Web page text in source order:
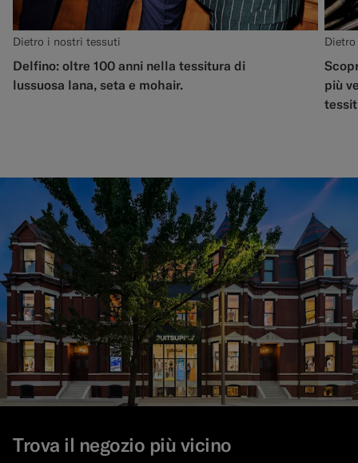
Dietro i nostri tessuti
Delfino: oltre 100 anni nella tessitura di
lussuosa lana, seta e mohair.
più
Trova il negozio più vicino